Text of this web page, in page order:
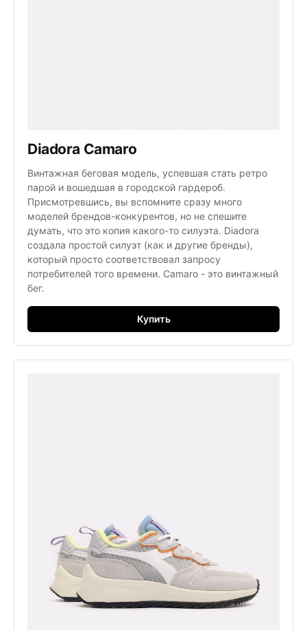
Diadora Camaro
Винтажная беговая модель, успевшая стать ретро
парой и вошедшая в городской гардероб.
Присмотревшись, вы вспомните сразу много
моделей брендов-конкурентов, но не спешите
думать, что это копия какого-то силуэта. Diadora
создала простой силуэт (как и другие бренды),
который просто соответствовал запросу
потребителей того времени. Camaro - это винтажный
бег.
Купить